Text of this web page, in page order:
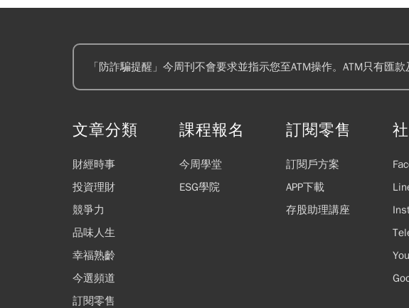
個彷彿會 呼吸的家
小心裝修蟑螂！
司法視角下的裝修糾紛
砸升級的可能性，丟掉
「偶包」，用「打怪心
態」解鎖學習目標
別再死守舊人設，開掛
當變形者才出色！甩掉
僵化的「做自己」，用
別再死守舊人設，開掛
當變形者才出色！甩掉
「隨機應變」解鎖職涯
上漲過早停利，長期投
克服心魔：下跌恐懼、
「防詐騙提醒」今周刊不會要求並指示您至ATM操作。ATM只有匯
文章分類
財經時事
投資理財
競爭力
品味人生
幸福熟齡
今選頻道
訂閱零售
課程報名
今周學堂
ESG學院
訂閱零售
訂閱戶方案
APP下載
存股助理講座